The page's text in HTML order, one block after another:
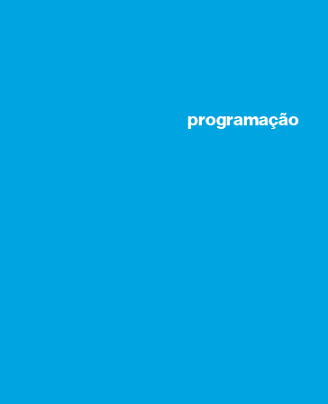
programação